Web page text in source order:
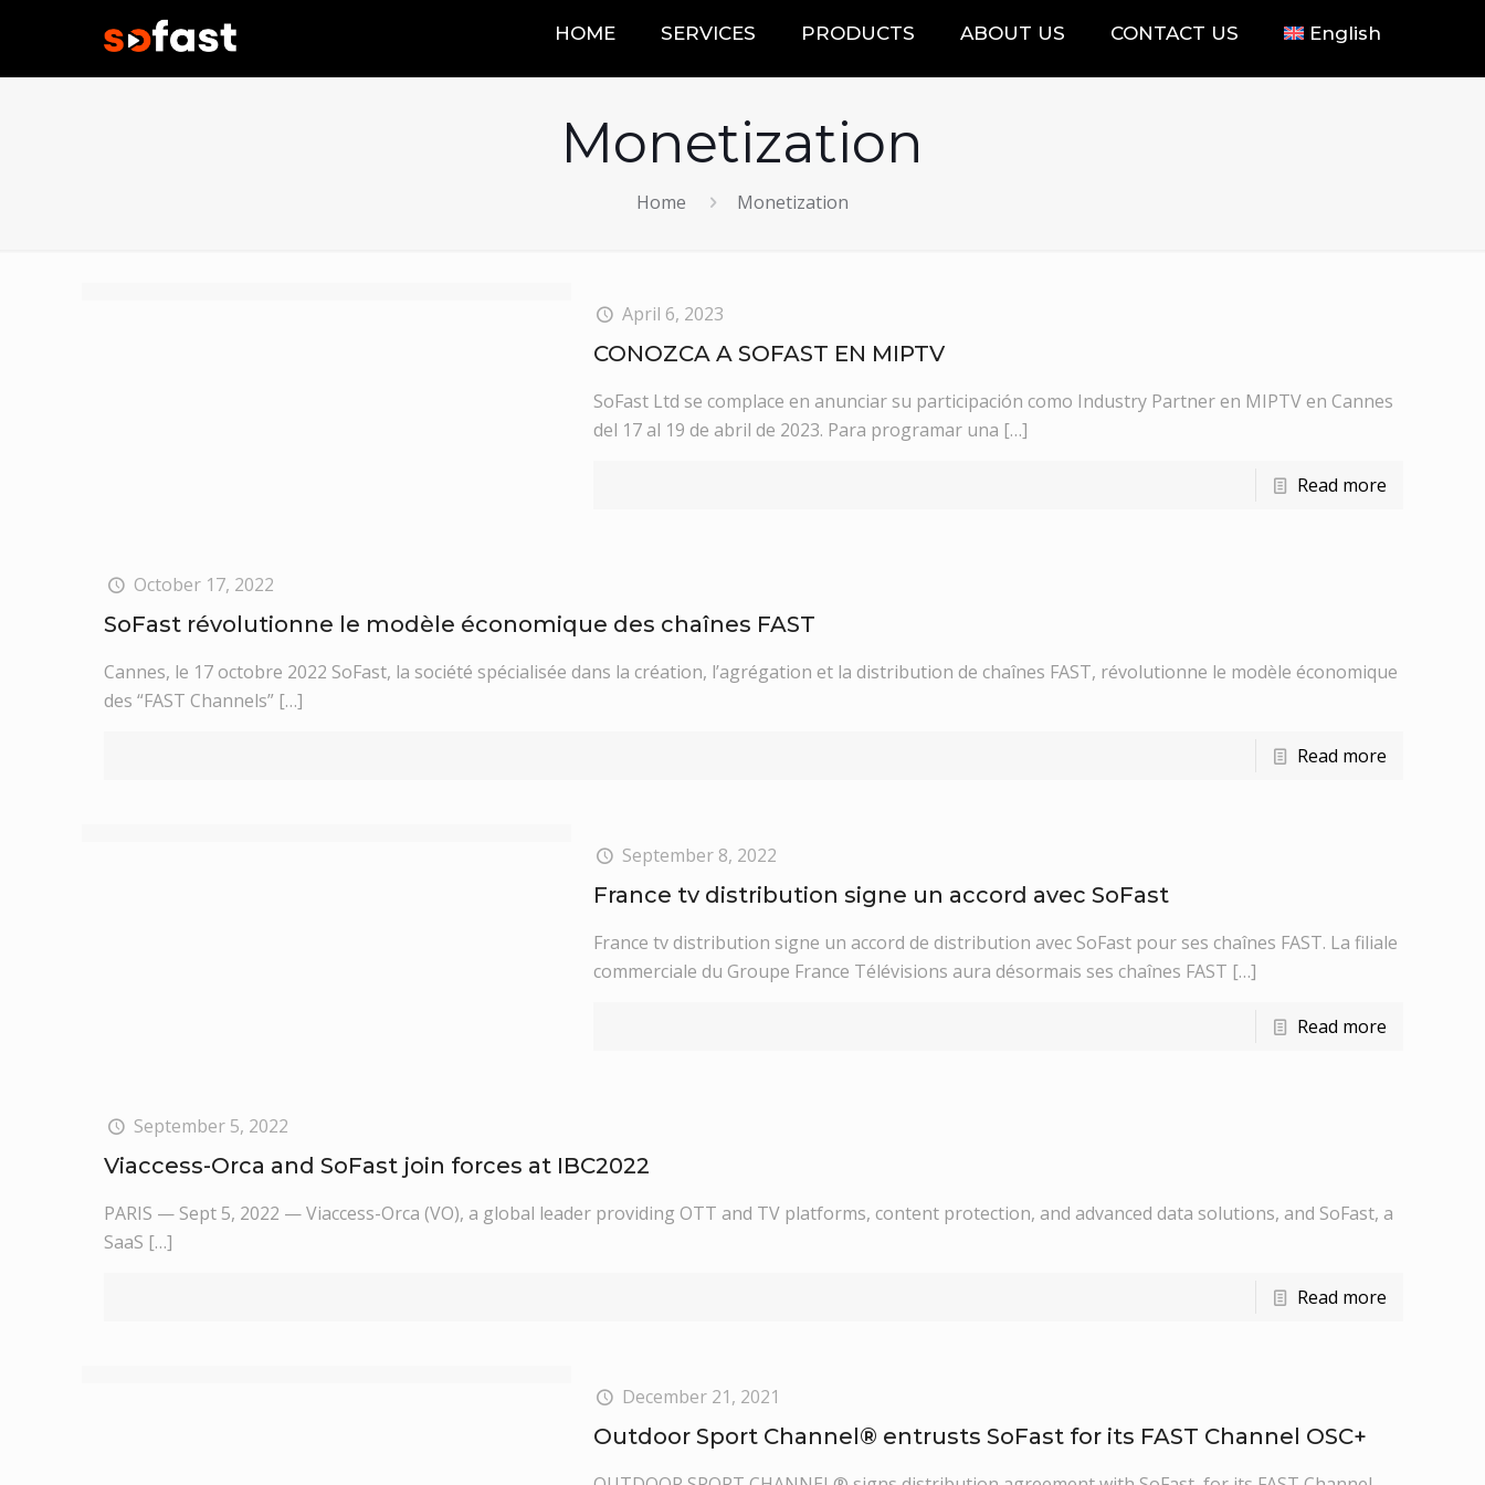
HOME SERVICES PRODUCTS ABOUT US CONTACT US English
Monetization
Home Monetization
April 6, 2023
CONOZCA A SOFAST EN MIPTV
SoFast Ltd se complace en anunciar su participación como Industry Partner en MIPTV en Cannes
del 17 al 19 de abril de 2023. Para programar una […]
Read more
October 17, 2022
SoFast révolutionne le modèle économique des chaînes FAST
Cannes, le 17 octobre 2022 SoFast, la société spécialisée dans la création, l’agrégation et la distribution de chaînes FAST, révolutionne le modèle économique
des “FAST Channels” […]
Read more
September 8, 2022
France tv distribution signe un accord avec SoFast
France tv distribution signe un accord de distribution avec SoFast pour ses chaînes FAST. La filiale
commerciale du Groupe France Télévisions aura désormais ses chaînes FAST […]
Read more
September 5, 2022
Viaccess-Orca and SoFast join forces at IBC2022
PARIS — Sept 5, 2022 — Viaccess-Orca (VO), a global leader providing OTT and TV platforms, content protection, and advanced data solutions, and SoFast, a
SaaS […]
Read more
December 21, 2021
Outdoor Sport Channel® entrusts SoFast for its FAST Channel OSC+